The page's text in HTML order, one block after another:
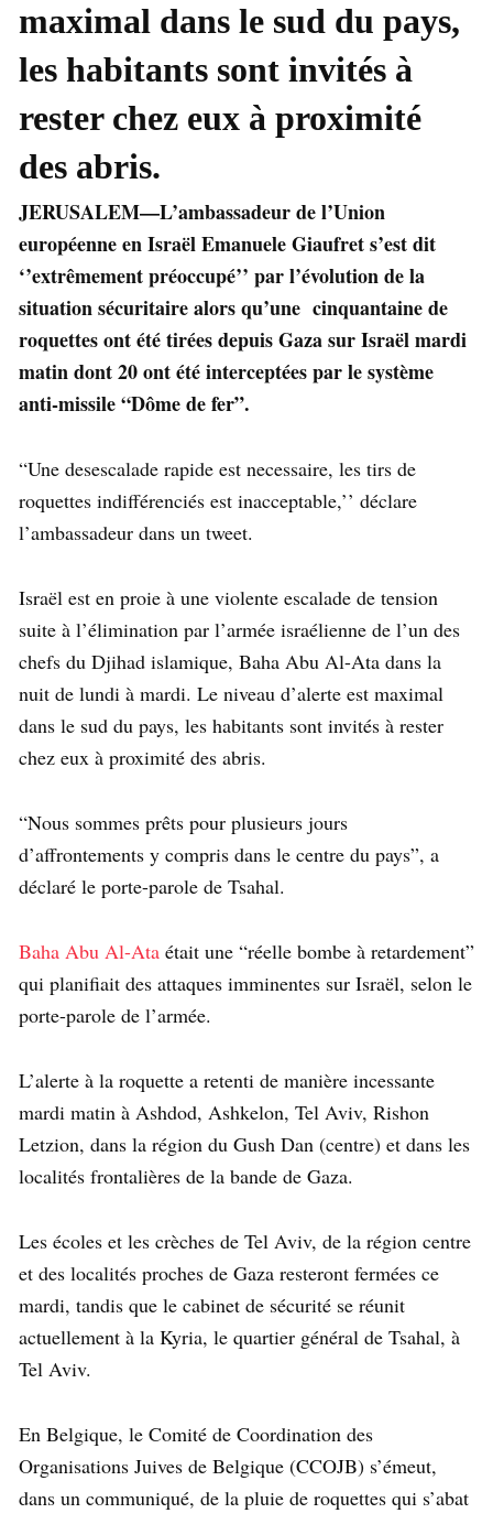
maximal dans le sud du pays,
les habitants sont invités à
rester chez eux à proximité
des abris.
JERUSALEM—L’ambassadeur de l’Union
européenne en Israël Emanuele Giaufret s’est dit
‘’extrêmement préoccupé’’ par l’évolution de la
situation sécuritaire alors qu’une cinquantaine de
roquettes ont été tirées depuis Gaza sur Israël mardi
matin dont 20 ont été interceptées par le système
anti-missile “Dôme de fer”.
“Une desescalade rapide est necessaire, les tirs de
roquettes indifférenciés est inacceptable,’’ déclare
l’ambassadeur dans un tweet.
Israël est en proie à une violente escalade de tension
suite à l’élimination par l’armée israélienne de l’un des
chefs du Djihad islamique, Baha Abu Al-Ata dans la
nuit de lundi à mardi. Le niveau d’alerte est maximal
dans le sud du pays, les habitants sont invités à rester
chez eux à proximité des abris.
“Nous sommes prêts pour plusieurs jours
d’affrontements y compris dans le centre du pays”, a
déclaré le porte-parole de Tsahal.
Baha Abu Al-Ata était une “réelle bombe à retardement”
qui planifiait des attaques imminentes sur Israël, selon le
porte-parole de l’armée.
L’alerte à la roquette a retenti de manière incessante
mardi matin à Ashdod, Ashkelon, Tel Aviv, Rishon
Letzion, dans la région du Gush Dan (centre) et dans les
localités frontalières de la bande de Gaza.
Les écoles et les crèches de Tel Aviv, de la région centre
et des localités proches de Gaza resteront fermées ce
mardi, tandis que le cabinet de sécurité se réunit
actuellement à la Kyria, le quartier général de Tsahal, à
Tel Aviv.
En Belgique, le Comité de Coordination des
Organisations Juives de Belgique (CCOJB) s’émeut,
dans un communiqué, de la pluie de roquettes qui s’abat